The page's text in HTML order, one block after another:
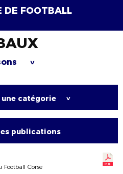
DE FOOTBALL
>
catégorie >
publications
Corse